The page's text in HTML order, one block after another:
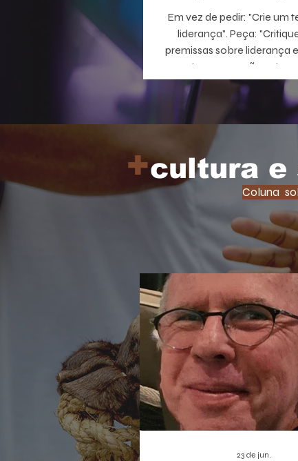
Em vez de pedir: "Crie um
liderança". Peça: "Critique minhas
premissas sobre liderança
perguntas que eu não
responder".
+cultura e
Coluna
23 de jun.